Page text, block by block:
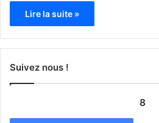
Lire la suite »
Suivez nous !
8